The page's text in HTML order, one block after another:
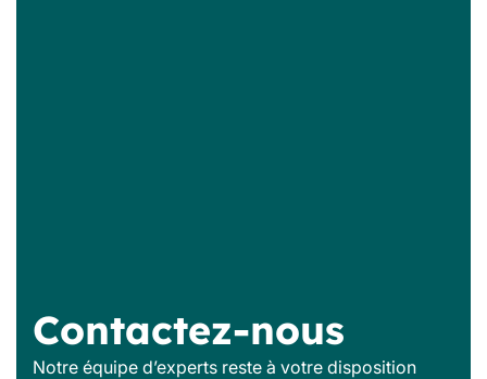
Contactez-nous
Notre équipe d’experts reste à votre disposition